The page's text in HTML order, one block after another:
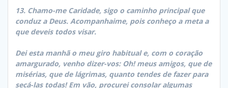
13. Chamo-me Caridade, sigo o caminho principal que
conduz a Deus. Acompanhaime, pois conheço a meta a
que deveis todos visar.
Dei esta manhã o meu giro habitual e, com o coração
amargurado, venho dizer-vos: Oh! meus amigos, que de
misérias, que de lágrimas, quanto tendes de fazer para
secá-las todas! Em vão, procurei consolar algumas